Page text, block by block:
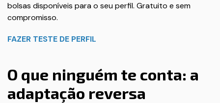
bolsas disponíveis para o seu perfil. Gratuito e sem
compromisso.
FAZER TESTE DE PERFIL
O que ninguém te conta: a
adaptação reversa